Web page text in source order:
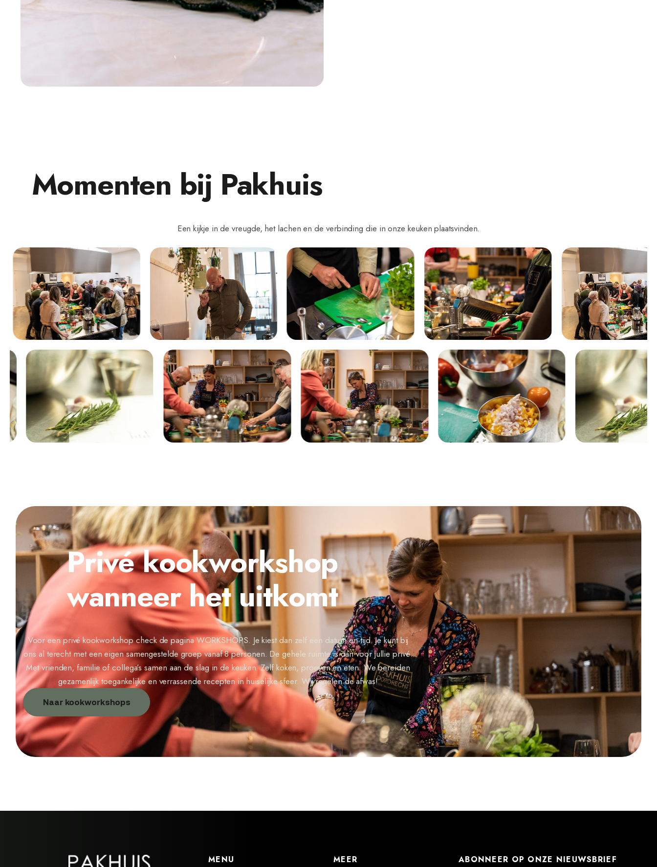
Momenten bij Pakhuis
Een kijkje in de vreugde, het lachen en de verbinding die in onze keuken plaatsvinden.
Privé kookworkshop
wanneer het uitkomt
Voor een privé kookworkshop check de pagina WORKSHOPS. Je kiest dan zelf een datum en tijd. Je kunt bij
ons al terecht met een eigen samengestelde groep vanaf 8 personen. De gehele ruimte is dan voor jullie privé.
Met vrienden, familie of collega’s samen aan de slag in de keuken. Zelf koken, proeven en eten. We bereiden
gezamenlijk toegankelijke en verrassende recepten in huiselijke sfeer. Wij regelen de afwas!
Naar kookworkshops
MENU MEER ABONNEER OP ONZE NIEUWSBRIEF